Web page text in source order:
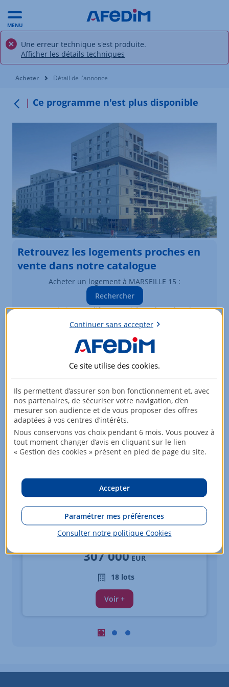
MENU
Une erreur technique s'est produite.
Afficher les détails techniques
Vous êtes ici:
Acheter Détail de l'annonce
Ce programme n'est plus disponible
Retrouvez les logements proches en
vente dans notre catalogue
Acheter un logement à MARSEILLE 15 :
Rechercher
Vous souhaitez modifier vos critères de recherche ?
Plus de critères
Biens similaires à la vente
Carousel : Biens similaires à la
Carousel : Biens similaires à la
Carousel : Biens similaires à
Élément 1 sur 3
Appartements - du 2 au 4 pièces
MARSEILLE 02
307 000 EUR
18 lots
Voir +
Continuer sans accepter
Ce site utilise des cookies.
Ils permettent d’assurer son bon fonctionnement et, avec
nos partenaires, de sécuriser votre navigation, d’en
mesurer son audience et de vous proposer des offres
adaptées à vos centres d’intérêts.
Nous conservons vos choix pendant 6 mois. Vous pouvez à
tout moment changer d’avis en cliquant sur le lien
« Gestion des cookies » présent en pied de page du site.
Accepter
Paramétrer mes préférences
Consulter notre politique Cookies